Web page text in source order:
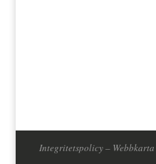
Integritetspolicy– Webbkarta